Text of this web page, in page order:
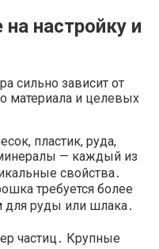
настройку и
сильно зависит от
материала и целевых
пластик, руда,
— каждый из
свойства․
требуется более
для руды или шлака․
частиц․ Крупные